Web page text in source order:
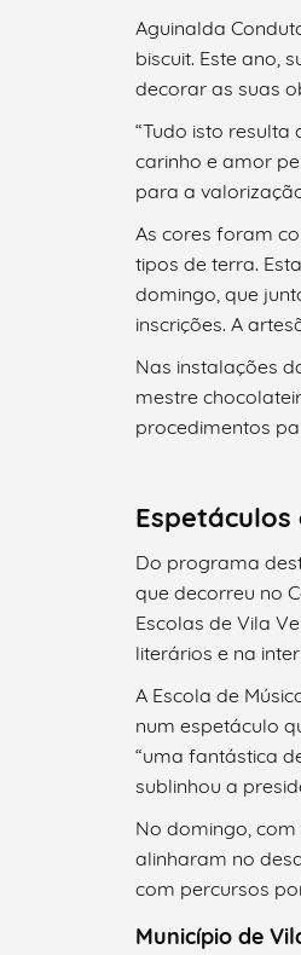
Aguinalda
biscuit. Este ano,
decorar as suas
“Tudo isto
carinho e amor
para a
As cores foram
tipos de terra.
domingo, que
inscrições. A
Nas instalações
mestre
procedimentos
Espetáculos
Do programa
que decorreu no
Escolas de Vila
literários e na
A Escola de
num espetáculo
“uma fantástica
sublinhou a
No domingo,
alinharam no
com percursos
Município de